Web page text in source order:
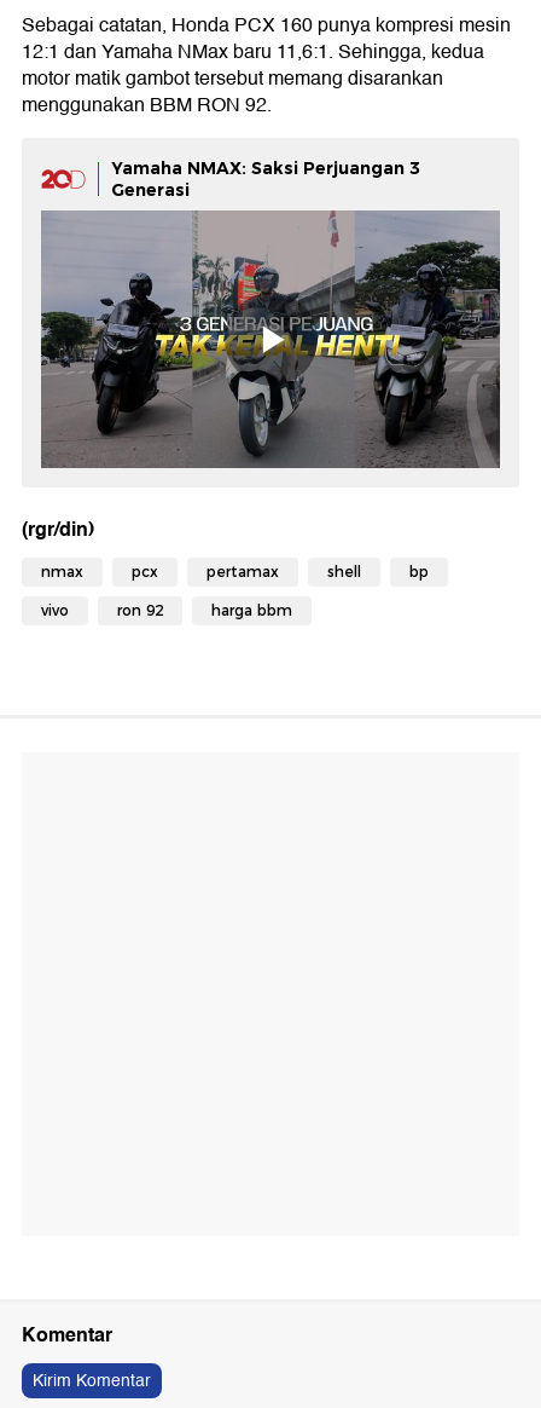
Sebagai catatan, Honda PCX 160 punya kompresi mesin
12:1 dan Yamaha NMax baru 11,6:1. Sehingga, kedua
motor matik gambot tersebut memang disarankan
menggunakan BBM RON 92.
Yamaha NMAX: Saksi Perjuangan 3
Generasi
(rgr/din)
nmax pcx pertamax shell bp
vivo ron 92 harga bbm
Komentar
Kirim Komentar